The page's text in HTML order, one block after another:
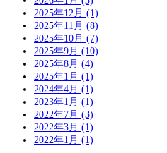
2025年12月 (1)
2025年11月 (8)
2025年10月 (7)
2025年9月 (10)
2025年8月 (4)
2025年1月 (1)
2024年4月 (1)
2023年1月 (1)
2022年7月 (3)
2022年3月 (1)
2022年1月 (1)